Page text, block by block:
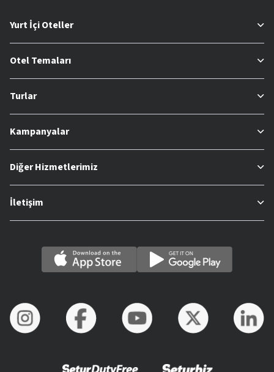
Yurt İçi Oteller
Otel Temaları
Turlar
Kampanyalar
Diğer Hizmetlerimiz
İletişim